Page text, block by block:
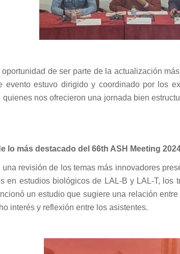
oportunidad de ser parte de la actualización
evento estuvo dirigido y coordinado por los
quienes nos ofrecieron una jornada bien
lo más destacado del 66th ASH Meeting
una revisión de los temas más innovadores
en estudios biológicos de LAL-B y LAL-T, los
un estudio que sugiere una relación
interés y reflexión entre los asistentes.